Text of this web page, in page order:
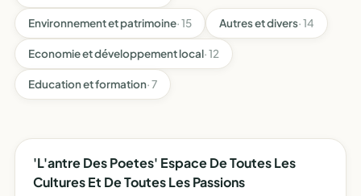
Environnement et patrimoine· 15 Autres et divers· 14
Economie et développement local· 12
Education et formation· 7
'L'antre Des Poetes' Espace De Toutes Les
Cultures Et De Toutes Les Passions